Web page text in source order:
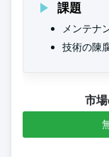
課題
メンテナ
技術の陳
市